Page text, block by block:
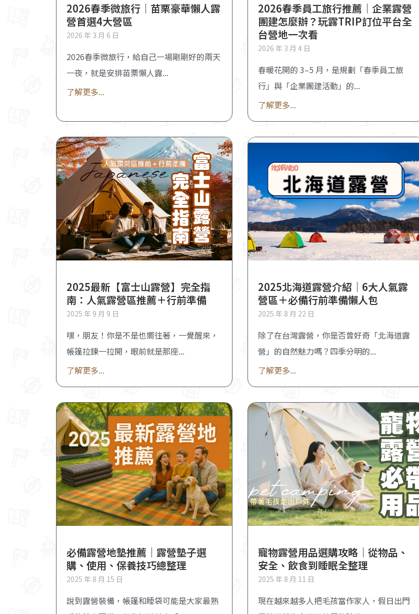
2026春季微旅行｜苗栗豪華懶人露
營首選4大營區
2026 年 3 月 6 日
2026春季微旅行，給自己一場剛剛好的兩天
一夜，就是安排苗栗懶人露
了解更多...
2026春季員工旅行推薦｜企業露營
團建怎麼辦？玩露TRIP訂位平台全
台營地一次看
2026 年 3 月 4 日
春暖花開的 3–5 月，是規劃「春季員工旅
行」與「企業團建活動」的
了解更多...
2025最新【富士山露營】完全指
南：人氣露營區推薦＋行前準備
2025 年 9 月 9 日
嘿，朋友！你是不是也嚮往著，一覺醒來，
帳篷拉鍊一拉開，眼前就是那座
了解更多...
2025北海道露營介紹｜6大人氣露
營區＋必備行前準備懶人包
2025 年 8 月 22 日
除了在台灣露營，你是否曾好奇「北海道露
營」的自然魅力嗎？四季分明的
了解更多...
必備露營地墊推薦｜露營墊子選
購、使用、保養技巧總整理
2025 年 8 月 15 日
說到露營裝備，帳篷和睡袋可能是大家最熟
寵物露營用品選購攻略｜從物品、
安全、飲食到睡眠全整理
2025 年 8 月 11 日
現在越來越多人把毛孩當作家人，假日出門